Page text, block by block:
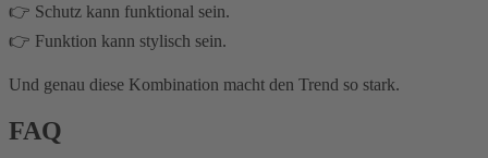
👉 Schutz kann funktional sein.
👉 Funktion kann stylisch sein.
Und genau diese Kombination macht den Trend so stark.
FAQ